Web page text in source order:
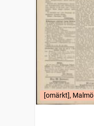
[omärkt], Malmö